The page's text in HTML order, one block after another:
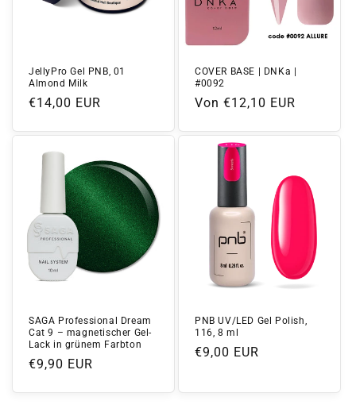
JellyPro Gel PNB, 01
Almond Milk
Normaler
€14,00 EUR
COVER BASE | DNKa |
#0092
Normaler
Von €12,10 EUR
SAGA Professional Dream
Cat 9 – magnetischer Gel-
Lack in grünem Farbton
Normaler
€9,90 EUR
PNB UV/LED Gel Polish,
116, 8 ml
Normaler
€9,00 EUR